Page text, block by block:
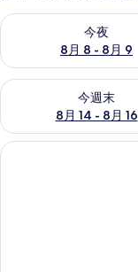
今夜
8月 8 - 8月 9
今夜 8月 8 - 8月 9 の
今週末
8月 14 - 8月 16
今週末 8月 14 - 8月